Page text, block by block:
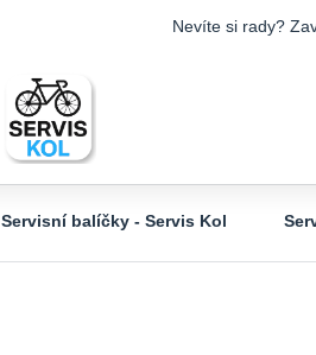
Nevíte si rady?
Servisní balíčky - Servis Kol